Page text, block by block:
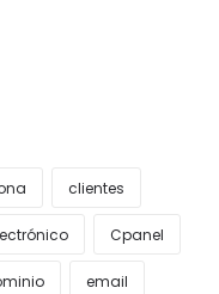
clientes
Cpanel
email